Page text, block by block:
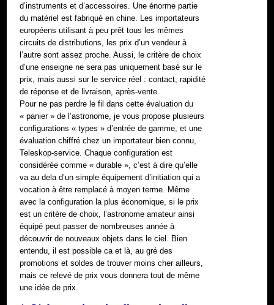
d’instruments et d’accessoires. Une énorme partie
du matériel est fabriqué en chine. Les importateurs
européens utilisant à peu prêt tous les mêmes
circuits de distributions, les prix d’un vendeur à
l’autre sont assez proche. Aussi, le critère de choix
d’une enseigne ne sera pas uniquement basé sur le
prix, mais aussi sur le service réel : contact, rapidité
de réponse et de livraison, après-vente.
Pour ne pas perdre le fil dans cette évaluation du
« panier » de l’astronome, je vous propose plusieurs
configurations « types » d’entrée de gamme, et une
évaluation chiffré chez un importateur bien connu,
Teleskop-service. Chaque configuration est
considérée comme « durable », c’est à dire qu’elle
va au dela d’un simple équipement d’initiation qui a
vocation à être remplacé à moyen terme. Même
avec la configuration la plus économique, si le prix
est un critère de choix, l’astronome amateur ainsi
équipé peut passer de nombreuses année à
découvrir de nouveaux objets dans le ciel. Bien
entendu, il est possible ca et là, au gré des
promotions et soldes de trouver moins cher ailleurs,
mais ce relevé de prix vous donnera tout de même
une idée de prix.